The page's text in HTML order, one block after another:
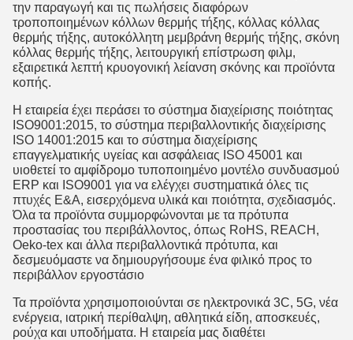
την παραγωγή και τις πωλήσεις διαφόρων
τροποποιημένων κόλλων θερμής τήξης, κόλλας κόλλας
θερμής τήξης, αυτοκόλλητη μεμβράνη θερμής τήξης, σκόνη
κόλλας θερμής τήξης, λειτουργική επίστρωση φιλμ,
εξαιρετικά λεπτή κρυογονική λείανση σκόνης και προϊόντα
κοπής.
Η εταιρεία έχει περάσει το σύστημα διαχείρισης ποιότητας
ISO9001:2015, το σύστημα περιβαλλοντικής διαχείρισης
ISO 14001:2015 και το σύστημα διαχείρισης
επαγγελματικής υγείας και ασφάλειας ISO 45001 και
υιοθετεί το αμφίδρομο τυποποιημένο μοντέλο συνδυασμού
ERP και ISO9001 για να ελέγχει συστηματικά όλες τις
πτυχές Ε&Α, εισερχόμενα υλικά και ποιότητα, σχεδιασμός.
Όλα τα προϊόντα συμμορφώνονται με τα πρότυπα
προστασίας του περιβάλλοντος, όπως RoHS, REACH,
Oeko-tex και άλλα περιβαλλοντικά πρότυπα, και
δεσμευόμαστε να δημιουργήσουμε ένα φιλικό προς το
περιβάλλον εργοστάσιο
Τα προϊόντα χρησιμοποιούνται σε ηλεκτρονικά 3C, 5G, νέα
ενέργεια, ιατρική περίθαλψη, αθλητικά είδη, αποσκευές,
ρούχα και υποδήματα. Η εταιρεία μας διαθέτει